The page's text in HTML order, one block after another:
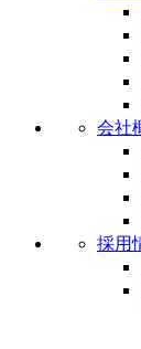
会社
採用